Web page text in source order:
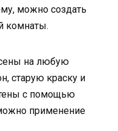
можно создать
комнаты.
на любую
старую краску и
с помощью
применение